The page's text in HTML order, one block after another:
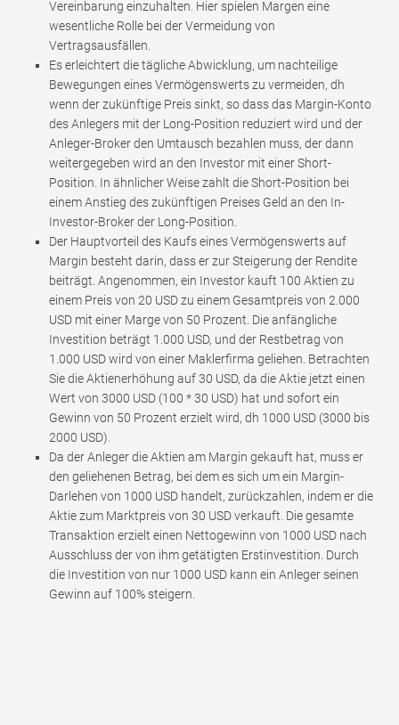
Vereinbarung einzuhalten. Hier spielen Margen eine
wesentliche Rolle bei der Vermeidung von
Vertragsausfällen.
Es erleichtert die tägliche Abwicklung, um nachteilige
Bewegungen eines Vermögenswerts zu vermeiden, dh
wenn der zukünftige Preis sinkt, so dass das Margin-Konto
des Anlegers mit der Long-Position reduziert wird und der
Anleger-Broker den Umtausch bezahlen muss, der dann
weitergegeben wird an den Investor mit einer Short-
Position. In ähnlicher Weise zahlt die Short-Position bei
einem Anstieg des zukünftigen Preises Geld an den In-
Investor-Broker der Long-Position.
Der Hauptvorteil des Kaufs eines Vermögenswerts auf
Margin besteht darin, dass er zur Steigerung der Rendite
beiträgt. Angenommen, ein Investor kauft 100 Aktien zu
einem Preis von 20 USD zu einem Gesamtpreis von 2.000
USD mit einer Marge von 50 Prozent. Die anfängliche
Investition beträgt 1.000 USD, und der Restbetrag von
1.000 USD wird von einer Maklerfirma geliehen. Betrachten
Sie die Aktienerhöhung auf 30 USD, da die Aktie jetzt einen
Wert von 3000 USD (100 * 30 USD) hat und sofort ein
Gewinn von 50 Prozent erzielt wird, dh 1000 USD (3000 bis
2000 USD).
Da der Anleger die Aktien am Margin gekauft hat, muss er
den geliehenen Betrag, bei dem es sich um ein Margin-
Darlehen von 1000 USD handelt, zurückzahlen, indem er die
Aktie zum Marktpreis von 30 USD verkauft. Die gesamte
Transaktion erzielt einen Nettogewinn von 1000 USD nach
Ausschluss der von ihm getätigten Erstinvestition. Durch
die Investition von nur 1000 USD kann ein Anleger seinen
Gewinn auf 100% steigern.